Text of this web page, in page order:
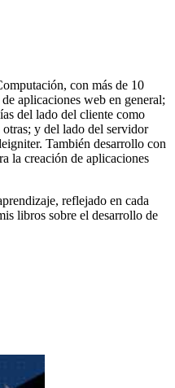
con más de 10
aplicaciones web en general;
del lado del cliente como
y del lado del servidor
También desarrollo con
la creación de aplicaciones
reflejado en cada
libros sobre el desarrollo de